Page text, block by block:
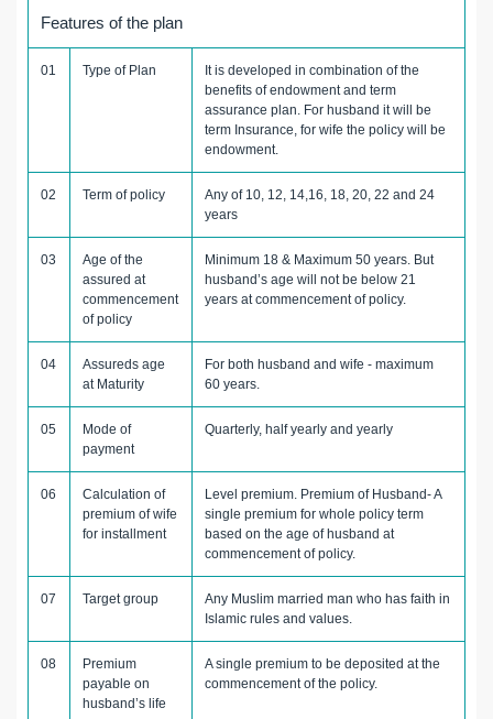
Features of the plan
01 Type of Plan
It is developed in combination of the
benefits of endowment and term
assurance plan. For husband it will be
term Insurance, for wife the policy will be
endowment.
02 Term of policy
Any of 10, 12, 14,16, 18, 20, 22 and 24
years
03
Age of the
assured at
commencement
of policy
Minimum 18 & Maximum 50 years. But
husband’s age will not be below 21
years at commencement of policy.
04
Assureds age
at Maturity
For both husband and wife - maximum
60 years.
05
Mode of
payment
Quarterly, half yearly and yearly
06
Calculation of
premium of wife
for installment
Level premium. Premium of Husband- A
single premium for whole policy term
based on the age of husband at
commencement of policy.
07 Target group
Any Muslim married man who has faith in
Islamic rules and values.
08
Premium
payable on
husband’s life
A single premium to be deposited at the
commencement of the policy.